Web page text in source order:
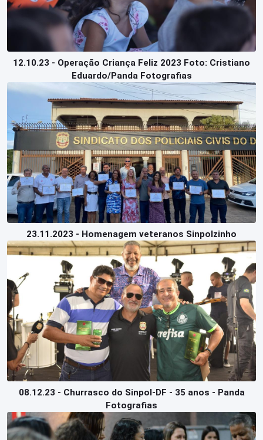
12.10.23 - Operação Criança Feliz 2023 Foto: Cristiano
Eduardo/Panda Fotografias
23.11.2023 - Homenagem veteranos Sinpolzinho
08.12.23 - Churrasco do Sinpol-DF - 35 anos - Panda
Fotografias